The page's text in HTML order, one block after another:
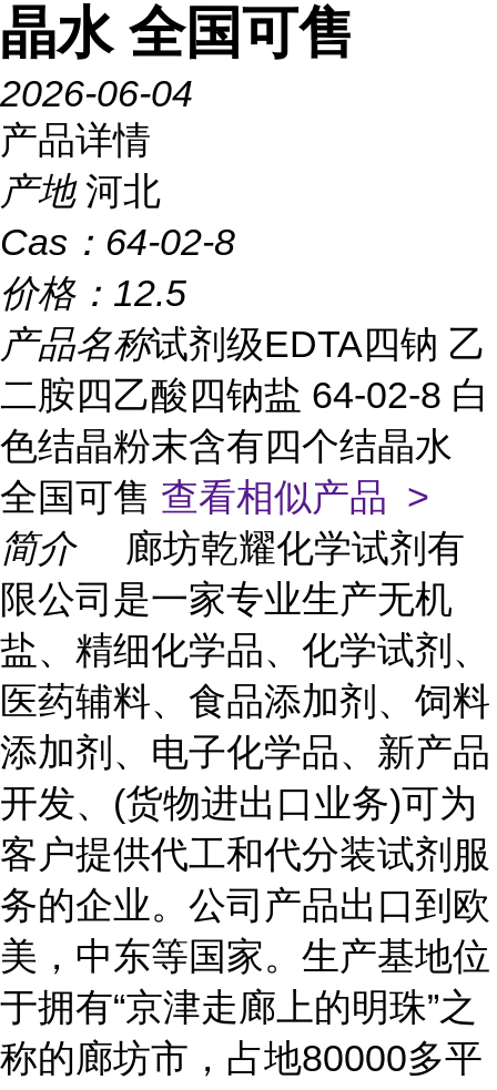
晶水 全国可售
2026-06-04
产品详情
产地 河北
Cas： 64-02-8
价格： 12.5
产品名称试剂级EDTA四钠 乙
二胺四乙酸四钠盐 64-02-8 白
色结晶粉末含有四个结晶水
全国可售 查看相似产品 >
简介
廊坊乾耀化学试剂有
限公司是一家专业生产无机
盐、精细化学品、化学试剂、
医药辅料、食品添加剂、饲料
添加剂、电子化学品、新产品
开发、(货物进出口业务)可为
客户提供代工和代分装试剂服
务的企业。公司产品出口到欧
美，中东等国家。生产基地位
于拥有“京津走廊上的明珠”之
称的廊坊市，占地80000多平